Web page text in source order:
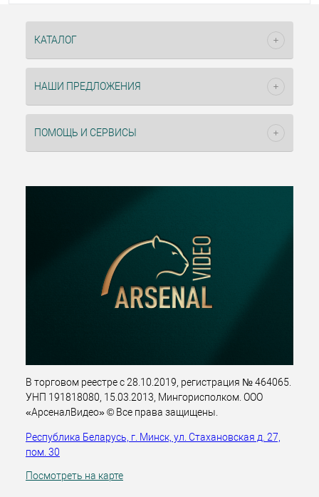
КАТАЛОГ
НАШИ ПРЕДЛОЖЕНИЯ
ПОМОЩЬ И СЕРВИСЫ
В торговом реестре с 28.10.2019, регистрация № 464065.
УНП 191818080, 15.03.2013, Мингорисполком. ООО
«АрсеналВидео» © Все права защищены.
Республика Беларусь, г. Минск, ул. Стахановская д. 27,
пом. 30
Посмотреть на карте